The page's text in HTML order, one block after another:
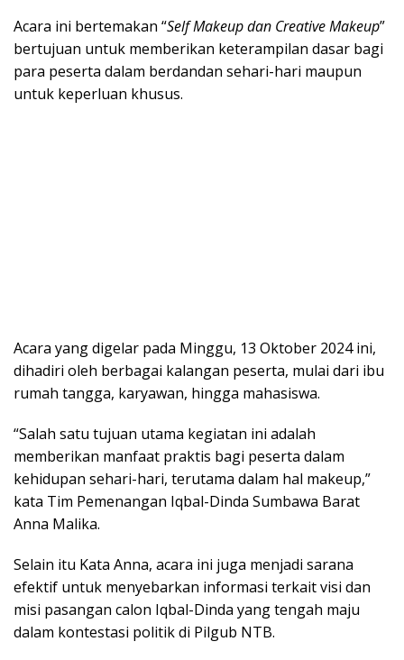
Acara ini bertemakan “Self Makeup dan Creative Makeup”
bertujuan untuk memberikan keterampilan dasar bagi
para peserta dalam berdandan sehari-hari maupun
untuk keperluan khusus.
Acara yang digelar pada Minggu, 13 Oktober 2024 ini,
dihadiri oleh berbagai kalangan peserta, mulai dari ibu
rumah tangga, karyawan, hingga mahasiswa.
“Salah satu tujuan utama kegiatan ini adalah
memberikan manfaat praktis bagi peserta dalam
kehidupan sehari-hari, terutama dalam hal makeup,”
kata Tim Pemenangan Iqbal-Dinda Sumbawa Barat
Anna Malika.
Selain itu Kata Anna, acara ini juga menjadi sarana
efektif untuk menyebarkan informasi terkait visi dan
misi pasangan calon Iqbal-Dinda yang tengah maju
dalam kontestasi politik di Pilgub NTB.